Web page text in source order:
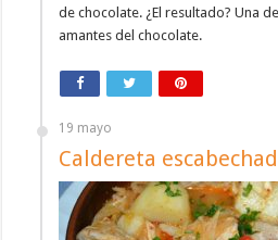
de chocolate. ¿El resultado? Una
amantes del chocolate.
19 mayo
Caldereta